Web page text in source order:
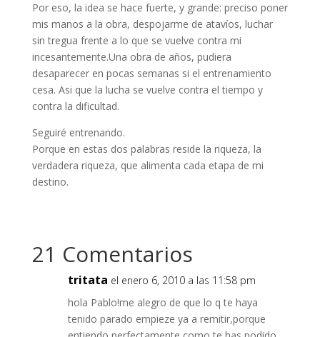
Por eso, la idea se hace fuerte, y grande: preciso poner
mis manos a la obra, despojarme de atavíos, luchar
sin tregua frente a lo que se vuelve contra mi
incesantemente.Una obra de años, pudiera
desaparecer en pocas semanas si el entrenamiento
cesa. Asi que la lucha se vuelve contra el tiempo y
contra la dificultad.
Seguiré entrenando.
Porque en estas dos palabras reside la riqueza, la
verdadera riqueza, que alimenta cada etapa de mi
destino.
21 Comentarios
tritata el enero 6, 2010 a las 11:58 pm
hola Pablo!me alegro de que lo q te haya
tenido parado empieze ya a remitir,porque